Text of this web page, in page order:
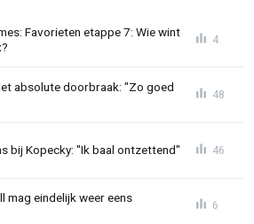
Favorieten etappe 7: Wie wint
4
absolute doorbraak: "Zo goed
48
bij Kopecky: "Ik baal ontzettend" 46
mag eindelijk weer eens
6